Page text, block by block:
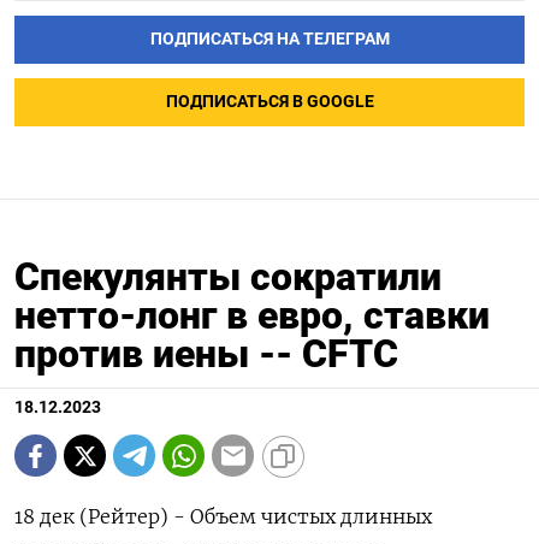
ПОДПИСАТЬСЯ НА ТЕЛЕГРАМ
ПОДПИСАТЬСЯ В GOOGLE
Спекулянты сократили
нетто-лонг в евро, ставки
против иены -- CFTC
18.12.2023
18 дек (Рейтер) - Объем чистых длинных